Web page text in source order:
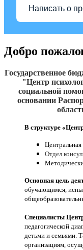
Написать о
Добро
Государственное
"Центр
социальной
основании
В структуре
Центральная
Отдел
Основная цель
обучающимся,
Специалисты
педагогической
детьми и семьями.
организациям,